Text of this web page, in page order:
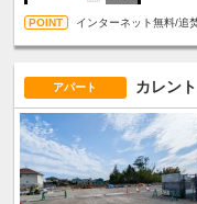
インターネット無料/追
アパート カレン